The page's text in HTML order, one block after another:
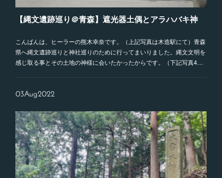
【縄文遺跡巡り＠青森】遮光器土偶とアラハバキ神
こんばんは、ヒーラーの熊木幸奈です。（上記写真は木造駅にて）青森
県へ縄文遺跡巡りと神社巡りのために行ってまいりました。縄文文明を
感じ取る事とその土地の神様に会いたかったからです。（下記写真4…
03Aug2022